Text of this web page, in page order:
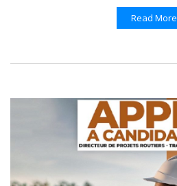
Read More